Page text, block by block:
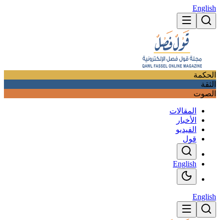
English
الحكمة
الثقة
الصوت
المقالات
الأخبار
الفيديو
قول
English
English